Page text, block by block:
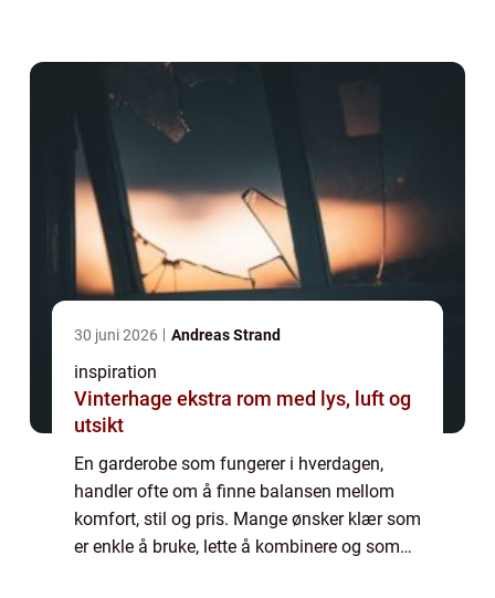
30 juni 2026 Andreas Strand
inspiration
Vinterhage ekstra rom med lys, luft og
utsikt
En garderobe som fungerer i hverdagen,
handler ofte om å finne balansen mellom
komfort, stil og pris. Mange ønsker klær som
er enkle å bruke, lette å kombinere og som